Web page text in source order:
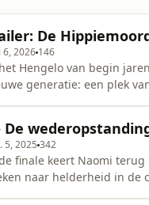
De
6, 2026 146
Hengelo van begin
generatie: een plek
De
5, 2025 342
finale keert Naomi
naar helderheid in de